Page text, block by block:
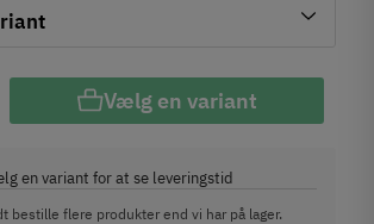
Vælg en variant
en variant for at se leveringstid
bestille flere produkter end vi har på lager.